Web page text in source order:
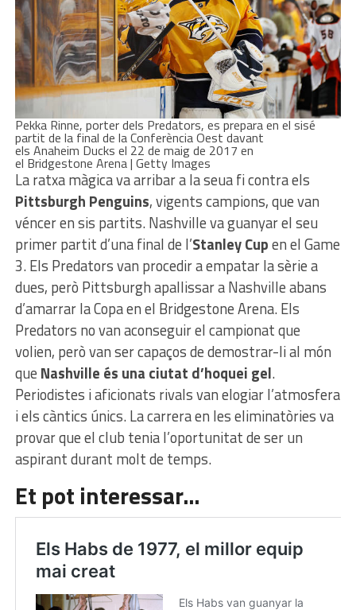
Pekka Rinne, porter dels Predators, es prepara en el sisé
partit de la final de la Conferència Oest davant
els Anaheim Ducks el 22 de maig de 2017 en
el Bridgestone Arena | Getty Images
La ratxa màgica va arribar a la seua fi contra els
Pittsburgh Penguins, vigents campions, que van
véncer en sis partits. Nashville va guanyar el seu
primer partit d’una final de l’Stanley Cupen el Game
3. Els Predators van procedir a empatar la sèrie a
dues, però Pittsburgh apallissar a Nashville abans
d’amarrar la Copa en el Bridgestone Arena. Els
Predators no van aconseguir el campionat que
volien, però van ser capaços de demostrar-li al món
que Nashville és una ciutat d’hoquei gel.
Periodistes i aficionats rivals van elogiar l’atmosfera
i els càntics únics. La carrera en les eliminatòries va
provar que el club tenia l’oportunitat de ser un
aspirant durant molt de temps.
Et pot interessar…